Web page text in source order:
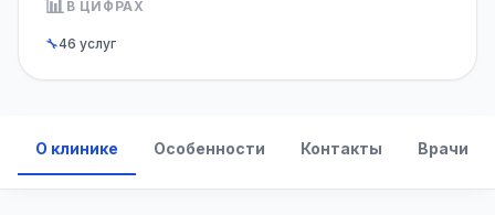
📊 В ЦИФРАХ
🔧46 услуг
О клинике Особенности Контакты Врачи